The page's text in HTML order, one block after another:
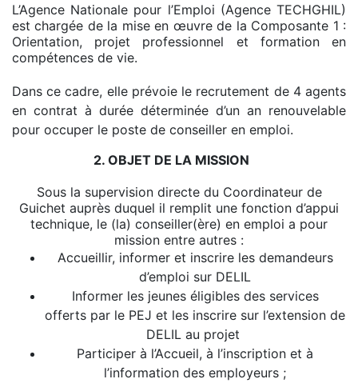
L’Agence Nationale pour l’Emploi (Agence TECHGHIL)
est chargée de la mise en œuvre de la Composante 1 :
Orientation, projet professionnel et formation en
compétences de vie.
Dans ce cadre, elle prévoie le recrutement de 4 agents
en contrat à durée déterminée d’un an renouvelable
pour occuper le poste de conseiller en emploi.
2. OBJET DE LA MISSION
Sous la supervision directe du Coordinateur de
Guichet auprès duquel il remplit une fonction d’appui
technique, le (la) conseiller(ère) en emploi a pour
mission entre autres :
Accueillir, informer et inscrire les demandeurs
d’emploi sur DELIL
Informer les jeunes éligibles des services
offerts par le PEJ et les inscrire sur l’extension de
DELIL au projet
Participer à l’Accueil, à l’inscription et à
l’information des employeurs ;